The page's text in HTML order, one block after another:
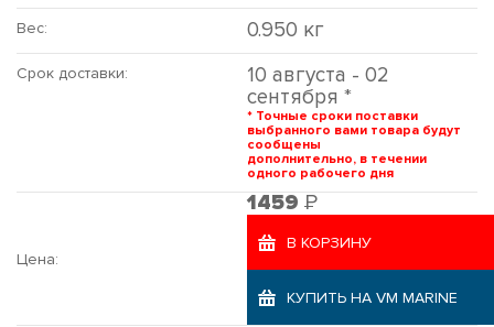
Вес: 0.950 кг
Срок доставки:
10 августа - 02
сентября *
* Точные сроки поставки
выбранного вами товара будут
сообщены
дополнительно, в течении
одного рабочего дня
Цена:
1459 Р
В КОРЗИНУ
КУПИТЬ НА VM MARINE